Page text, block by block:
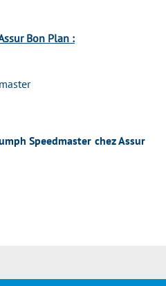
Bon Plan :
Speedmaster chez Assur